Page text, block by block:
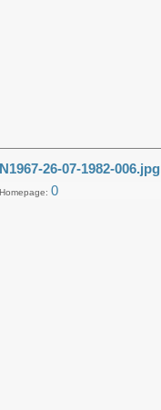
N1967-26-07-1982-006.jpg
Homepage: 0